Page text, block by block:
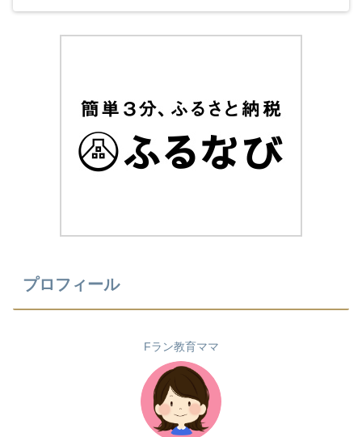
(^^) 今年のカロリーメイトの受験応援CMも音
プロフィール
Fラン教育ママ